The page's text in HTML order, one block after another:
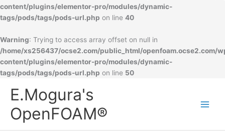
content/plugins/elementor-pro/modules/dynamic-
tags/pods/tags/pods-url.php on line 40
Warning: Trying to access array offset on null in
/home/xs256437/ocse2.com/public_html/openfoam.ocse2.com/
content/plugins/elementor-pro/modules/dynamic-
tags/pods/tags/pods-url.php on line 50
E.Mogura's
OpenFOAM®